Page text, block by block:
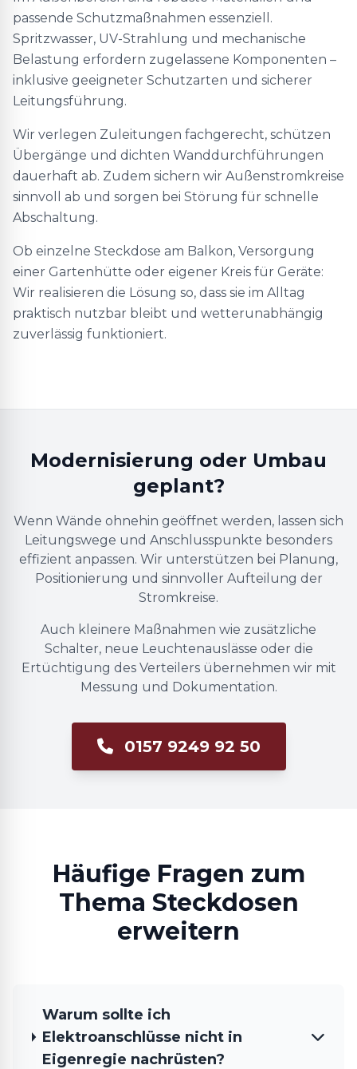
passende Schutzmaßnahmen essenziell.
Spritzwasser, UV-Strahlung und mechanische
Belastung erfordern zugelassene Komponenten –
inklusive geeigneter Schutzarten und sicherer
Leitungsführung.
Wir verlegen Zuleitungen fachgerecht, schützen
Übergänge und dichten Wanddurchführungen
dauerhaft ab. Zudem sichern wir Außenstromkreise
sinnvoll ab und sorgen bei Störung für schnelle
Abschaltung.
Ob einzelne Steckdose am Balkon, Versorgung
einer Gartenhütte oder eigener Kreis für Geräte:
Wir realisieren die Lösung so, dass sie im Alltag
praktisch nutzbar bleibt und wetterunabhängig
zuverlässig funktioniert.
Modernisierung oder Umbau
geplant?
Wenn Wände ohnehin geöffnet werden, lassen sich
Leitungswege und Anschlusspunkte besonders
effizient anpassen. Wir unterstützen bei Planung,
Positionierung und sinnvoller Aufteilung der
Stromkreise.
Auch kleinere Maßnahmen wie zusätzliche
Schalter, neue Leuchtenauslässe oder die
Ertüchtigung des Verteilers übernehmen wir mit
Messung und Dokumentation.
0157 9249 92 50
Häufige Fragen zum
Thema Steckdosen
erweitern
Warum sollte ich
Elektroanschlüsse nicht in
Eigenregie nachrüsten?